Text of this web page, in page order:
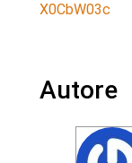
X0CbW03c
Autore